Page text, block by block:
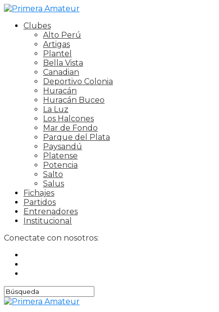
Clubes
Alto Perú
Artigas
Plantel
Bella Vista
Canadian
Deportivo Colonia
Huracán
Huracán Buceo
La Luz
Los Halcones
Mar de Fondo
Parque del Plata
Paysandú
Platense
Potencia
Salto
Salus
Fichajes
Partidos
Entrenadores
Institucional
Conectate con nosotros: